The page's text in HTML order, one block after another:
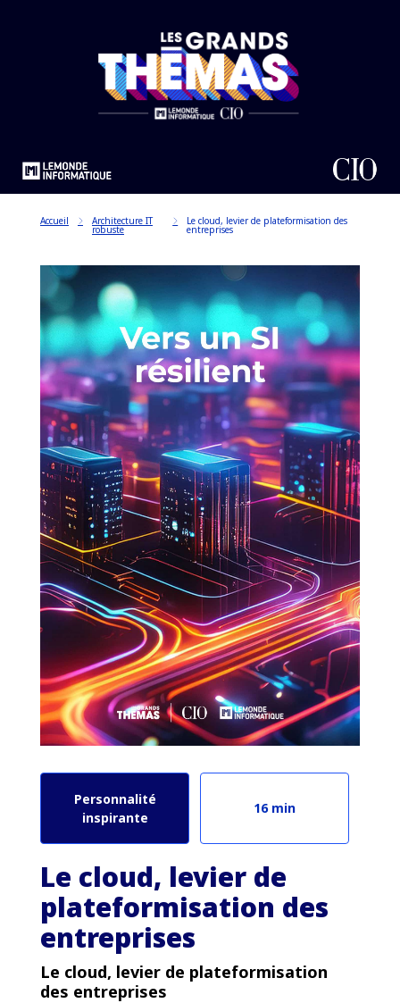
Accueil Architecture IT
robuste
Le cloud, levier de plateformisation des
entreprises
Personnalité
inspirante
16 min
Le cloud, levier de
plateformisation des
entreprises
Le cloud, levier de plateformisation
des entreprises